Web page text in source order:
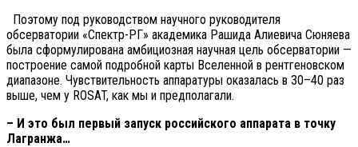
Поэтому под руководством научного руководителя
обсерватории «Спектр-РГ» академика Рашида Алиевича Сюняева
была сформулирована амбициозная научная цель обсерватории —
построение самой подробной карты Вселенной в рентгеновском
диапазоне. Чувствительность аппаратуры оказалась в 30–40 раз
выше, чем у ROSAT, как мы и предполагали.
– И это был первый запуск российского аппарата в точку
Лагранжа…